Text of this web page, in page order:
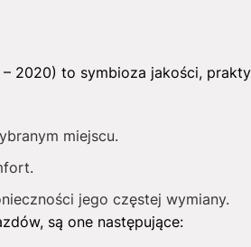
– 2020) to symbioza jakości,
miejscu.
jego częstej wymiany.
są one następujące: